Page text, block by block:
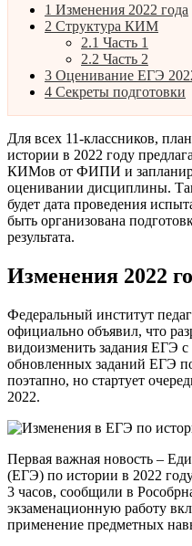
1 Изменения 2022 года
2 Структура КИМ
2.1 Часть 1
2.2 Часть 2
3 Оценивание ЕГЭ
4 Секреты подготовки
Для всех 11-классников,
истории в 2022 году
КИМов от ФИПИ и
оценивании дисциплины.
будет дата проведения
быть организована
результата.
Изменения 2022
Федеральный институт
официально объявил, что
видоизменить задания ЕГЭ
обновленных заданий ЕГЭ
поэтапно, но стартует
2022.
Первая важная новость –
(ЕГЭ) по истории в 2022
3 часов, сообщили в
экзаменационную работу
применение предметных